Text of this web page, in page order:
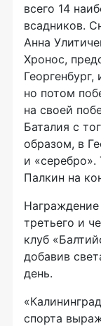
всего 14
всадников.
Анна
Хронос,
но потом
на своей
Баталия с
образом, в
и
Палкин на
третьего и
клуб
добавив
день.
спорта